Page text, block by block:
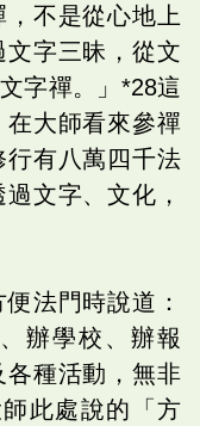
不是從心地上
字三昧，從文
字禪。」*28這
大師看來參禪
有八萬四千法
文字、文化，
法門時說道：
辦學校、辦報
種活動，無非
此處說的「方